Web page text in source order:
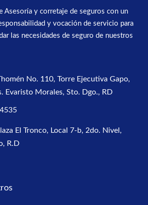
Asesoría y corretaje de seguros con un
y vocación de servicio para
las necesidades de seguro de nuestros
No. 110, Torre Ejecutiva Gapo,
Evaristo Morales, Sto. Dgo., RD
El Tronco, Local 7-b, 2do. Nivel,
R.D